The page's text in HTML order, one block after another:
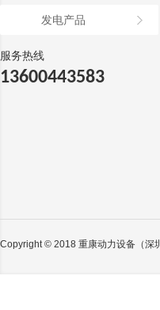
发电产品
服务热线
13600443583
Copyright © 2018 重康动力设备（深